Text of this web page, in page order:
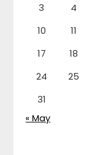
3
4
10
11
17
18
24
25
31
« May